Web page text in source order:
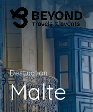
Destination
Malte